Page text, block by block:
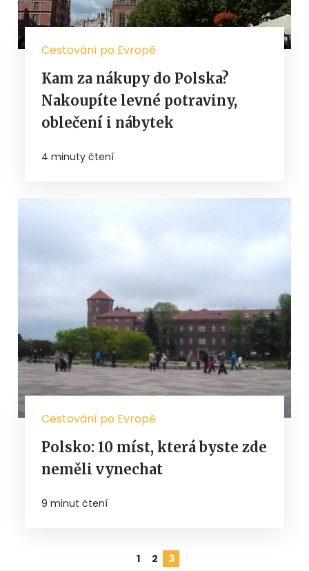
Cestování po Evropě
Kam za nákupy do Polska?
Nakoupíte levné potraviny,
oblečení i nábytek
4 minuty čtení
Cestování po Evropě
Polsko: 10 míst, která byste zde
neměli vynechat
9 minut čtení
1 2 3